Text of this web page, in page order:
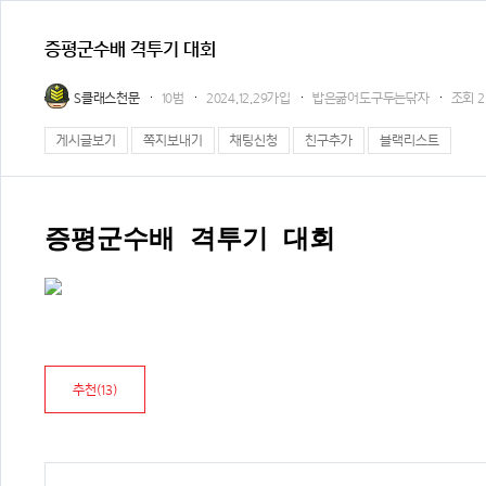
증평군수배 격투기 대회
S클래스천문 10범 2024.12.29가입 밥은굶어도구두는닦자 조회
게시글보기 쪽지보내기 채팅신청 친구추가 블랙리스트
증평군수배 격투기 대회
추천(13)